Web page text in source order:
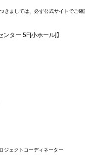
きましては、必ず公式サイトでご確
ター 5F[小ホール]】
ジェクトコーディネーター